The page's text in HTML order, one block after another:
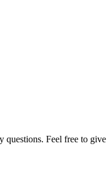
questions. Feel free to give